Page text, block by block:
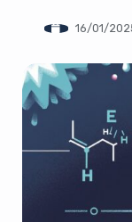
électriques
ravitaillement
16/01/